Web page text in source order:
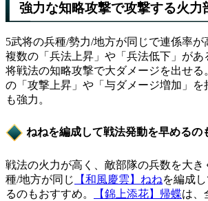
強力な知略攻撃で攻撃する火力
5武将の兵種/勢力/地方が同じで連係率が
複数の「兵法上昇」や「兵法低下」があ
将戦法の知略攻撃で大ダメージを出せる
の「攻撃上昇」や「与ダメージ増加」を
も強力。
ねねを編成して戦法発動を早めるの
戦法の火力が高く、敵部隊の兵数を大き
種/地方が同じ
【和風慶雲】ねねを編成
るのもおすすめ。
【錦上添花】帰蝶は、